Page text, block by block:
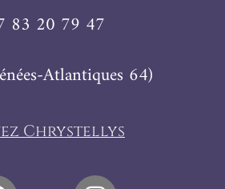
83 20 79 47
Atlantiques 64)
Chrystellys